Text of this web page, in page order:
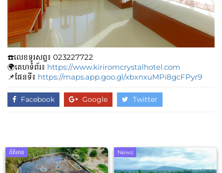
☎️លេខទូរសព្ទ៖​​ 023227722
🌍គេហទំព័រ៖ https://www.kiriromcrystalhotel.com
📌ផែនទី៖ https://maps.app.goo.gl/xbxnxuMPi8gcFPyr9
Facebook Google Twitter
ព័ត៌មាន News